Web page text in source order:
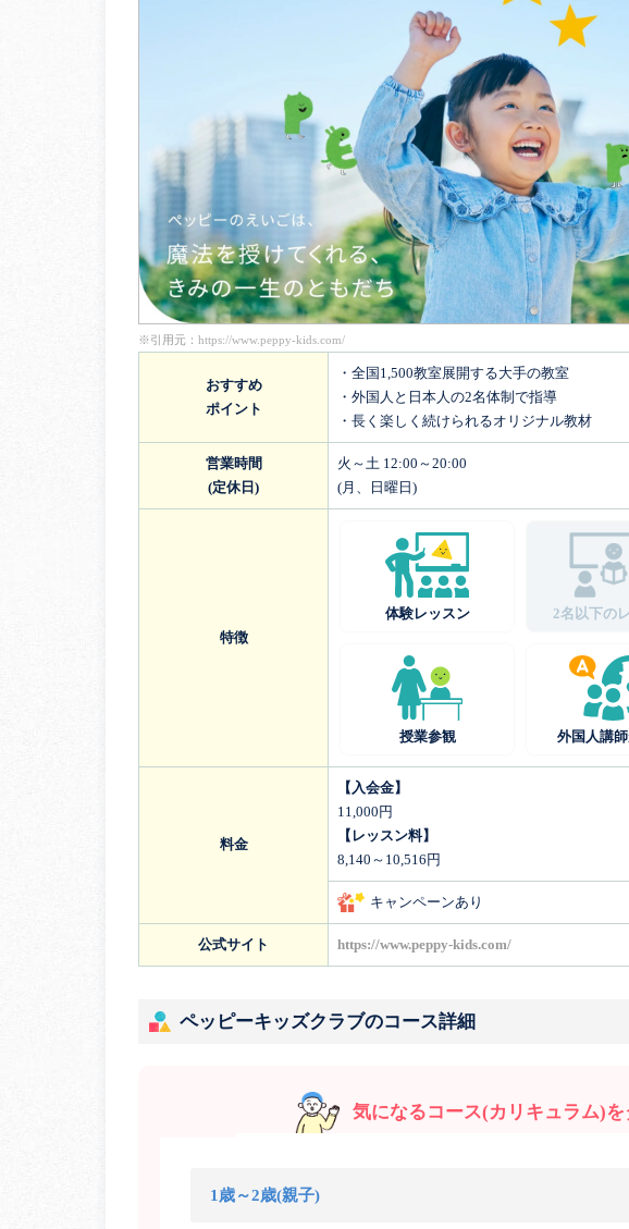
※引用元： https://www.peppy-kids.com/
おすすめ
ポイント
・全国1,500教室展開する大手の教室
・外国人と日本人の2名体制で指導
・長く楽しく続けられるオリジナル教材
営業時間
(定休日)
火～土 12:00～20:00
(月、日曜日)
特徴
体験レッスン 2名以下の
授業参観 外国人講
料金
【入会金】
11,000円
【レッスン料】
8,140～10,516円
キャンペーンあり
公式サイト https://www.peppy-kids.com/
ペッピーキッズクラブのコース詳細
気になるコース(カリキュラム)
1歳～2歳(親子)